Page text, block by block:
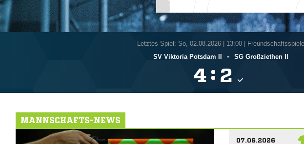
Letztes Spiel: So, 02.08.2026| 13:00 | Freundschaftsspiele
SV Viktoria Potsdam II
- SG Großziethen II
 : 
MANNSCHAFTS-NEWS
07.06.2026